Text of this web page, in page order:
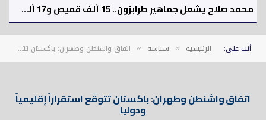
محمد صلاح يشعل جماهير طرابزون.. 15 ألف قميص و17 ألف تذكرة موسمية بعد الصفقة
أنت على: الرئيسية » سياسة » اتفاق واشنطن وطهران: باكستان تتوقع استقراراً إقليمياً ودولياً
اتفاق واشنطن وطهران: باكستان تتوقع استقراراً إقليمياً
ودولياً